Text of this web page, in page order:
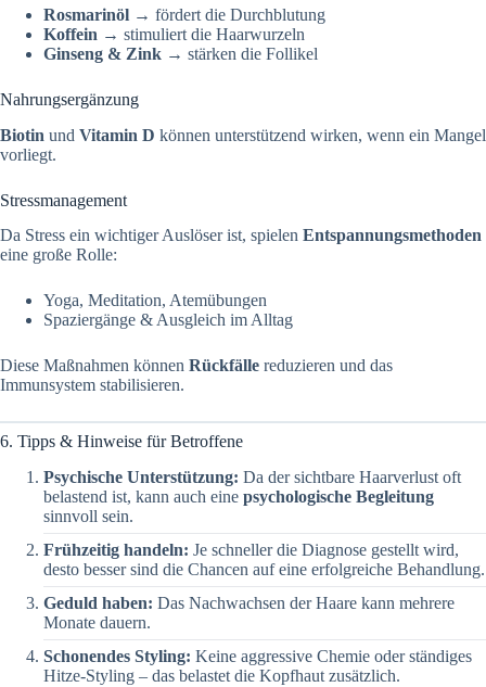
Rosmarinöl → fördert die Durchblutung
Koffein → stimuliert die Haarwurzeln
Ginseng & Zink → stärken die Follikel
Nahrungsergänzung
Biotin und Vitamin D können unterstützend wirken, wenn ein Mangel
vorliegt.
Stressmanagement
Da Stress ein wichtiger Auslöser ist, spielen Entspannungsmethoden
eine große Rolle:
Yoga, Meditation, Atemübungen
Spaziergänge & Ausgleich im Alltag
Diese Maßnahmen können Rückfälle reduzieren und das
Immunsystem stabilisieren.
6. Tipps & Hinweise für Betroffene
Psychische Unterstützung: Da der sichtbare Haarverlust oft
belastend ist, kann auch eine psychologische Begleitung
sinnvoll sein.
Frühzeitig handeln: Je schneller die Diagnose gestellt wird,
desto besser sind die Chancen auf eine erfolgreiche Behandlung.
Geduld haben: Das Nachwachsen der Haare kann mehrere
Monate dauern.
Schonendes Styling: Keine aggressive Chemie oder ständiges
Hitze-Styling – das belastet die Kopfhaut zusätzlich.